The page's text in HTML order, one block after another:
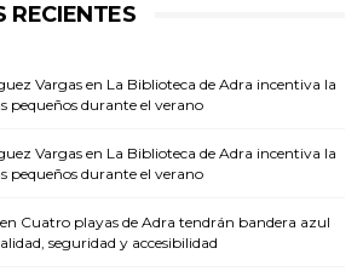
RECIENTES
Vargas en La Biblioteca de Adra incentiva la
pequeños durante el verano
Vargas en La Biblioteca de Adra incentiva la
pequeños durante el verano
en Cuatro playas de Adra tendrán bandera azul
seguridad y accesibilidad